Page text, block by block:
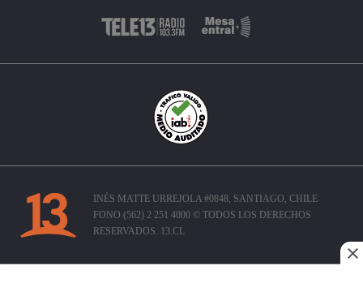
INÉS MATTE URREJOLA #0848, SANTIAGO, CHILE
FONO (562) 2 251 4000 © TODOS LOS DERECHOS
RESERVADOS. 13.CL